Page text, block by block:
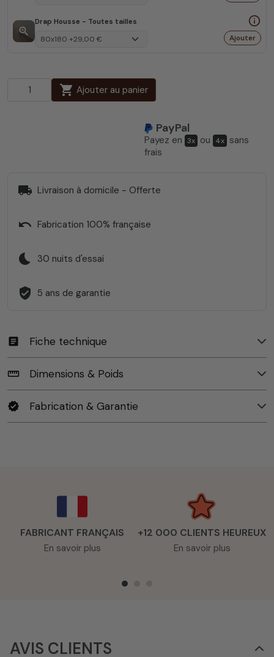
zoom_in
Drap Housse - Toutes tailles info_outline
Ajouter
shopping_cart Ajouter au panier
PayPal
Payez en 3x ou 4x sans
frais
local_shipping Livraison à domicile - Offerte
undo Fabrication 100% française
bedtime 30 nuits d'essai
verified_user 5 ans de garantie
article Fiche technique
straighten Dimensions & Poids
verified Fabrication & Garantie
FABRICANT FRANÇAIS
En savoir plus
+12 000 CLIENTS HEUREUX
En savoir plus
AVIS CLIENTS